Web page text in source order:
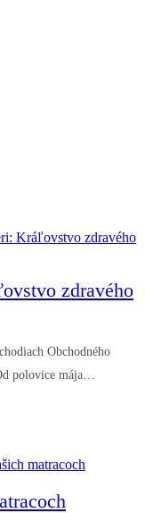
zdravého
Obchodného
polovice mája…